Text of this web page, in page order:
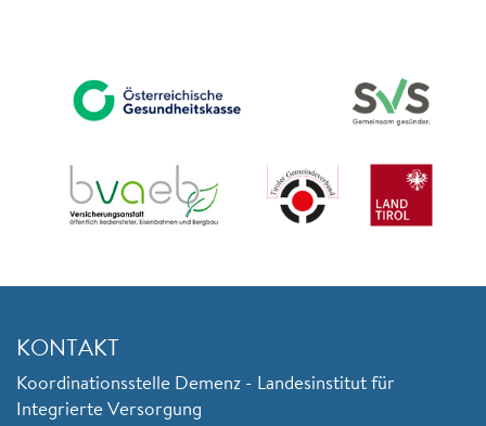
KONTAKT
Koordinationsstelle Demenz - Landesinstitut für
Integrierte Versorgung